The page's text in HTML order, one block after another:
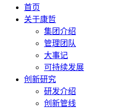
首页
关于康哲
集团介绍
管理团队
大事记
可持续发展
创新研究
研发介绍
创新管线